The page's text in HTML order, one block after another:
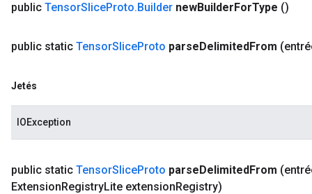
public TensorSliceProto.Builder newBuilderForType ()
public static TensorSliceProto parseDelimitedFrom
Jetés
IOException
public static TensorSliceProto parseDelimitedFrom
ExtensionRegistryLite extensionRegistry)